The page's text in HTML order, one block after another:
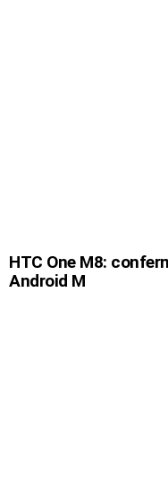
HTC One M8:
Android M